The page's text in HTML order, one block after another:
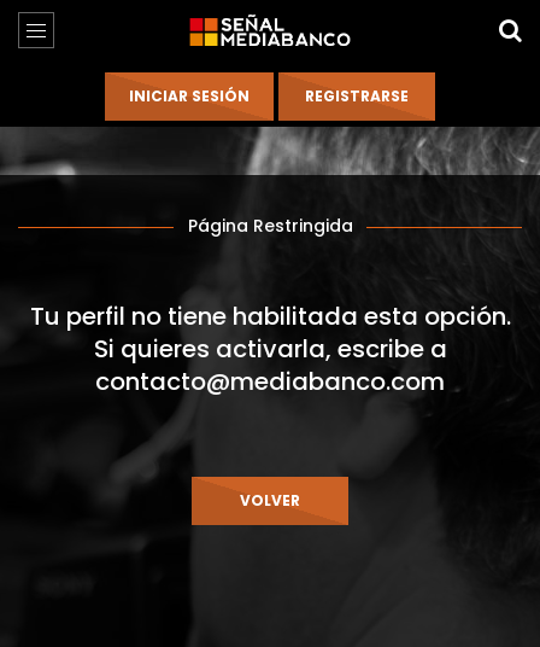
Página Restringida
Tu perfil no tiene habilitada esta opción.
Si quieres activarla, escribe a
contacto@mediabanco.com